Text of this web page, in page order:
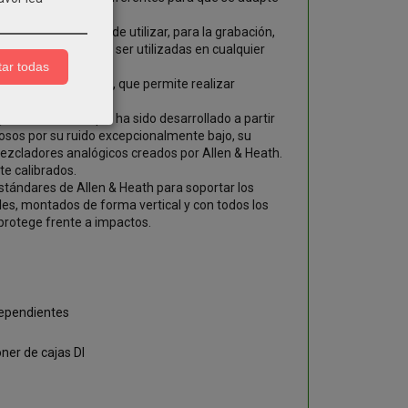
aunque fáciles de utilizar, para la grabación,
pueden ser utilizadas en cualquier
para iPad, que permite realizar
Mike Griffin, que ha sido desarrollado a partir
por su ruido excepcionalmente bajo, su
analógicos creados por Allen & Heath.
calibrados.
de Allen & Heath para soportar los
montados de forma vertical y con todos los
frente a impactos.
de cajas DI
todas